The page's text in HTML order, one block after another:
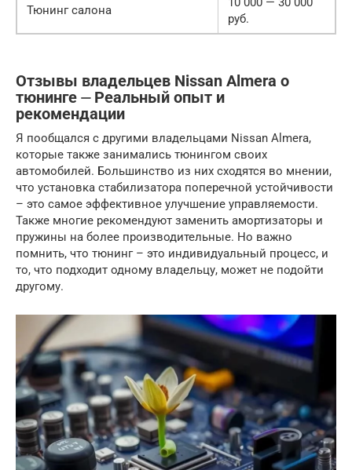
Тюнинг салона
руб.
Отзывы владельцев Nissan Almera о
тюнинге ⏤ Реальный опыт и
рекомендации
Я пообщался с другими владельцами Nissan Almera,
которые также занимались тюнингом своих
автомобилей. Большинство из них сходятся во мнении,
что установка стабилизатора поперечной устойчивости
– это самое эффективное улучшение управляемости.
Также многие рекомендуют заменить амортизаторы и
пружины на более производительные. Но важно
помнить, что тюнинг – это индивидуальный процесс, и
то, что подходит одному владельцу, может не подойти
другому.